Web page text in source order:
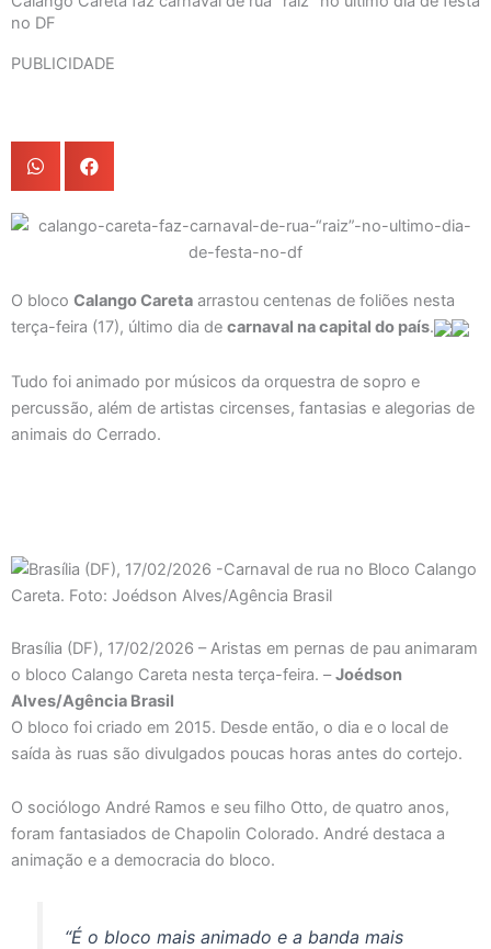
no DF
PUBLICIDADE
O bloco Calango Careta arrastou centenas de foliões nesta
terça-feira (17), último dia de carnaval na capital do país.
Tudo foi animado por músicos da orquestra de sopro e
percussão, além de artistas circenses, fantasias e alegorias de
animais do Cerrado.
Brasília (DF), 17/02/2026 – Aristas em pernas de pau animaram
o bloco Calango Careta nesta terça-feira. –Joédson
Alves/Agência Brasil
O bloco foi criado em 2015. Desde então, o dia e o local de
saída às ruas são divulgados poucas horas antes do cortejo.
O sociólogo André Ramos e seu filho Otto, de quatro anos,
foram fantasiados de Chapolin Colorado. André destaca a
animação e a democracia do bloco.
“É o bloco mais animado e a banda mais